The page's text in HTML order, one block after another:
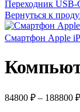
Переходник USB-
Вернуться к
Смартфон Apple
84800 ₽ – 188800 ₽